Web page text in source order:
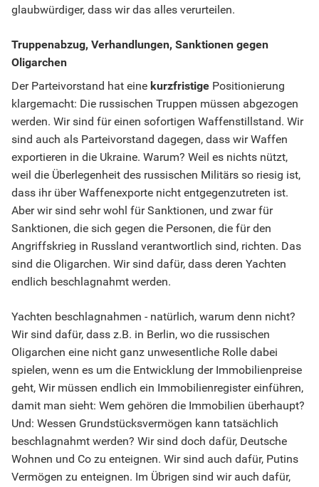
glaubwürdiger, dass wir das alles verurteilen.
Truppenabzug, Verhandlungen, Sanktionen gegen
Oligarchen
Der Parteivorstand hat eine kurzfristige Positionierung
klargemacht: Die russischen Truppen müssen abgezogen
werden. Wir sind für einen sofortigen Waffenstillstand. Wir
sind auch als Parteivorstand dagegen, dass wir Waffen
exportieren in die Ukraine. Warum? Weil es nichts nützt,
weil die Überlegenheit des russischen Militärs so riesig ist,
dass ihr über Waffenexporte nicht entgegenzutreten ist.
Aber wir sind sehr wohl für Sanktionen, und zwar für
Sanktionen, die sich gegen die Personen, die für den
Angriffskrieg in Russland verantwortlich sind, richten. Das
sind die Oligarchen. Wir sind dafür, dass deren Yachten
endlich beschlagnahmt werden.
Yachten beschlagnahmen - natürlich, warum denn nicht?
Wir sind dafür, dass z.B. in Berlin, wo die russischen
Oligarchen eine nicht ganz unwesentliche Rolle dabei
spielen, wenn es um die Entwicklung der Immobilienpreise
geht, Wir müssen endlich ein Immobilienregister einführen,
damit man sieht: Wem gehören die Immobilien überhaupt?
Und: Wessen Grundstücksvermögen kann tatsächlich
beschlagnahmt werden? Wir sind doch dafür, Deutsche
Wohnen und Co zu enteignen. Wir sind auch dafür, Putins
Vermögen zu enteignen. Im Übrigen sind wir auch dafür,